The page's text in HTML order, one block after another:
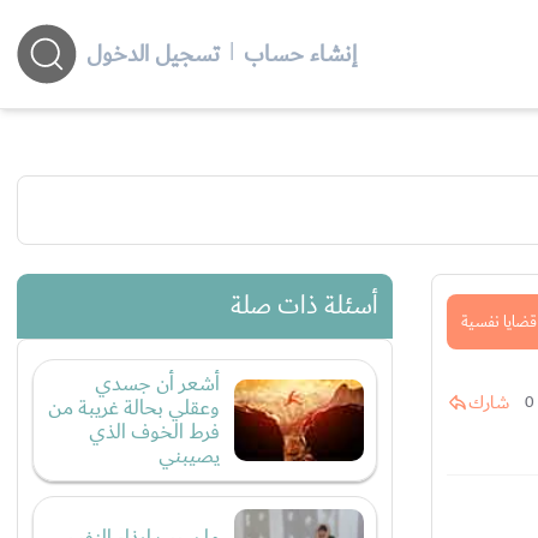
إنشاء حساب | تسجيل الدخول
قضايا نفسية
0 شارك
أسئلة ذات صلة
أشعر أن جسدي
وعقلي بحالة غريبة من
فرط الخوف الذي
يصيبني